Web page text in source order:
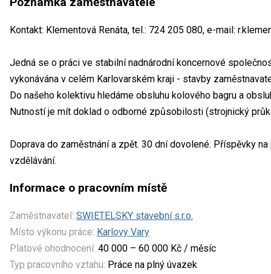
Kontakt: Klementová Renáta, tel.: 724 205 080, e-mail:
Jedná se o práci ve stabilní nadnárodní koncernové
vykonávána v celém Karlovarském kraji - stavby
Do našeho kolektivu hledáme obsluhu kolového bagru a
Nutností je mít doklad o odborné způsobilosti (strojnický
Doprava do zaměstnání a zpět. 30 dní dovolené. Příspěvky
vzdělávání.
Informace o pracovním místě
Zaměstnavatel: SWIETELSKY stavební s.r.o.
Místo výkonu práce: Karlovy Vary
Platové ohodnocení: 40 000 – 60 000 Kč / měsíc
Typ pracovního vztahu: Práce na plný úvazek